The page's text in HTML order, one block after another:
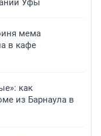
Уфы
мема
в кафе
как
из Барнаула в